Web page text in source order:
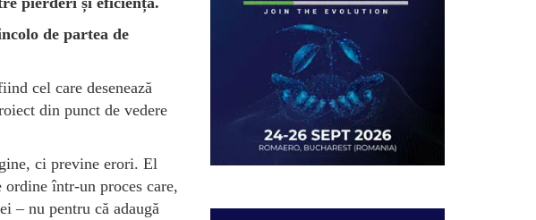
de partea de
cel care desenează
din punct de vedere
ci previne erori. El
într-un proces care,
– nu pentru că adaugă